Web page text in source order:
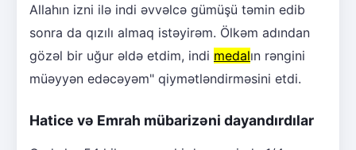
Allahın izni ilə indi əvvəlcə gümüşü təmin edib
sonra da qızılı almaq istəyirəm. Ölkəm adından
gözəl bir uğur əldə etdim, indi medalın rəngini
müəyyən edəcəyəm" qiymətləndirməsini etdi.
Hatice və Emrah mübarizəni dayandırdılar